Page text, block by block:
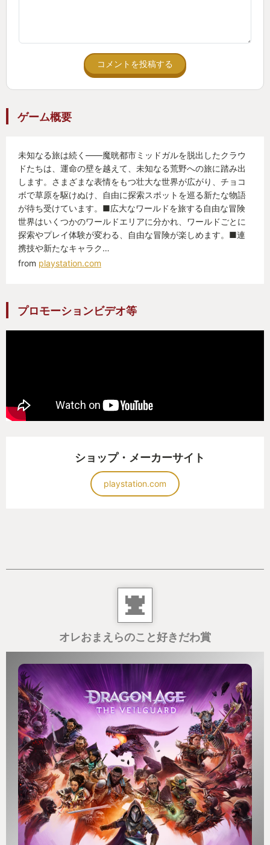
この気持ちがゆっくりと溶かしてくれたのがFF7リバ
ース。
FF7リバース】
ティファとエアリス、リバースをプレイスタートし
たその瞬間に思い出されるあのギャルゲー再び感。
でもこれが新生FF7だから。もう既に味わった体験だ
から。２回目の今回はだいぶ耐性がついてました
ね。コレコレ感すら感じました。ティファとエアリ
スに両サイドから腕組まれたい。両サイドからひっ
かという新しく強烈な気恥ずかしさと出会うわけで
すが、それももう美しい思い出です）
【ミッドガルの手狭な感覚。広大すぎるFF7の世界】
リメイクとFF7リバースはフィールドを歩く体験に大
きなギャップを感じます。FF7リメイクで感じたのは
ミッドガルの無機質さ、スラムの薄汚さ。そして歩
それを表現したかったんでしょうね。ホント広かっ
【もりもりに盛ってくれたバトルシステム】
凶斬りを含めて、リミット技も連携アビリティも召
喚獣も…コマンドが増え、仲間が増え、バトルはで
きることがとても増えた。FF7リバースのバトル、め
ちゃ忙しい。でもこういうの触りたかった。仲間た
ちと連携して鮮やかに敵を倒したい。
【ローチェ…そしてジョニー】
なんでなんでしょうか。ボクはローチェと再会した
時、声が出ました。
「うわ！誰だっけ！！」そんな感じの声が漏れまし
た。別にローチェくんに悪印象はありません。喜び
コメントを投稿する
ゲーム概要
未知なる旅は続く――魔晄都市ミッドガルを脱出したクラウ
ドたちは、運命の壁を越えて、未知なる荒野への旅に踏み出
します。さまざまな表情をもつ壮大な世界が広がり、チョコ
ボで草原を駆けぬけ、自由に探索スポットを巡る新たな物語
が待ち受けています。■広大なワールドを旅する自由な冒険
世界はいくつかのワールドエリアに分かれ、ワールドごとに
探索やプレイ体験が変わる、自由な冒険が楽しめます。■連
携技や新たなキャラク…
from playstation.com
プロモーションビデオ等
ショップ・メーカーサイト
playstation.com
オレおまえらのこと好きだわ賞